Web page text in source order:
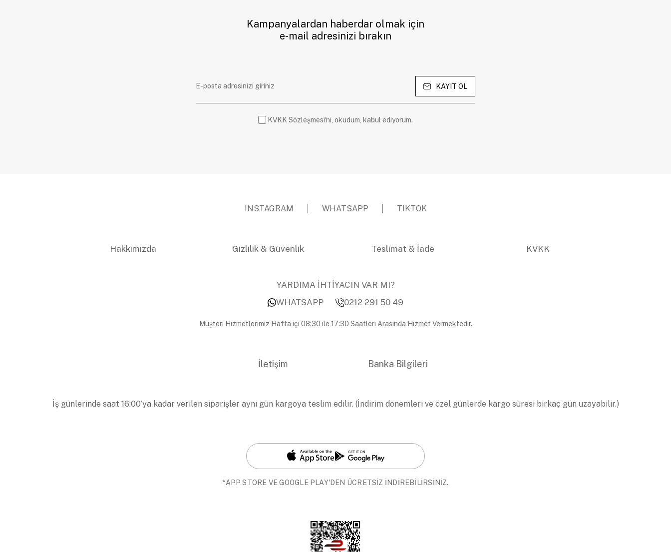
Kampanyalardan haberdar olmak için
e-mail adresinizi bırakın
KAYIT OL
KVKK Sözleşmesi'ni, okudum, kabul ediyorum.
INSTAGRAM WHATSAPP TIKTOK
Hakkımızda Gizlilik & Güvenlik Teslimat & İade KVKK
YARDIMA İHTİYACIN VAR MI?
WHATSAPP
0212 291 50 49
Müşteri Hizmetlerimiz Hafta içi 08:30 ile 17:30 Saatleri Arasında Hizmet Vermektedir.
İletişim Banka Bilgileri
İş günlerinde saat 16:00’ya kadar verilen siparişler aynı gün kargoya teslim edilir. (İndirim dönemleri ve özel günlerde kargo süresi birkaç gün uzayabilir.)
*APP STORE VE GOOGLE PLAY'DEN ÜCRETSİZ İNDİREBİLİRSİNİZ.